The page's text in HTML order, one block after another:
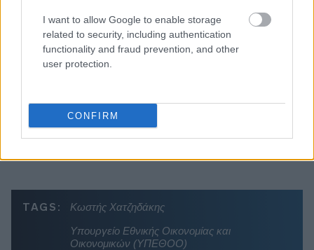
I want to allow Google to enable storage
related to security, including authentication
functionality and fraud prevention, and other
user protection.
CONFIRM
ΣΥΡΙΖΑ μελετούν Ιστορία
Πυρόπληκτοι: Τι σημαίνουν τα «πράσινα»,
«κίτρινα» και «κόκκινα» σπίτια για τις
αποζημιώσεις
οδικά έργα και τα εκτιμώμενα
χρονοδιαγράμματα
TAGS:
Κωστής Χατζηδάκης
Υπουργείο Εθνικής Οικονομίας και
Οικονομικών (ΥΠΕΘΟΟ)